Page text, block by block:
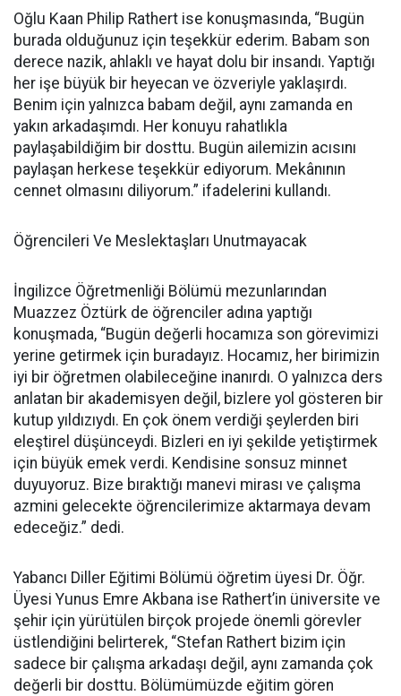
Oğlu Kaan Philip Rathert ise konuşmasında, “Bugün
burada olduğunuz için teşekkür ederim. Babam son
derece nazik, ahlaklı ve hayat dolu bir insandı. Yaptığı
her işe büyük bir heyecan ve özveriyle yaklaşırdı.
Benim için yalnızca babam değil, aynı zamanda en
yakın arkadaşımdı. Her konuyu rahatlıkla
paylaşabildiğim bir dosttu. Bugün ailemizin acısını
paylaşan herkese teşekkür ediyorum. Mekânının
cennet olmasını diliyorum.” ifadelerini kullandı.
Öğrencileri Ve Meslektaşları Unutmayacak
İngilizce Öğretmenliği Bölümü mezunlarından
Muazzez Öztürk de öğrenciler adına yaptığı
konuşmada, “Bugün değerli hocamıza son görevimizi
yerine getirmek için buradayız. Hocamız, her birimizin
iyi bir öğretmen olabileceğine inanırdı. O yalnızca ders
anlatan bir akademisyen değil, bizlere yol gösteren bir
kutup yıldızıydı. En çok önem verdiği şeylerden biri
eleştirel düşünceydi. Bizleri en iyi şekilde yetiştirmek
için büyük emek verdi. Kendisine sonsuz minnet
duyuyoruz. Bize bıraktığı manevi mirası ve çalışma
azmini gelecekte öğrencilerimize aktarmaya devam
edeceğiz.” dedi.
Yabancı Diller Eğitimi Bölümü öğretim üyesi Dr. Öğr.
Üyesi Yunus Emre Akbana ise Rathert’in üniversite ve
şehir için yürütülen birçok projede önemli görevler
üstlendiğini belirterek, “Stefan Rathert bizim için
sadece bir çalışma arkadaşı değil, aynı zamanda çok
değerli bir dosttu. Bölümümüzde eğitim gören